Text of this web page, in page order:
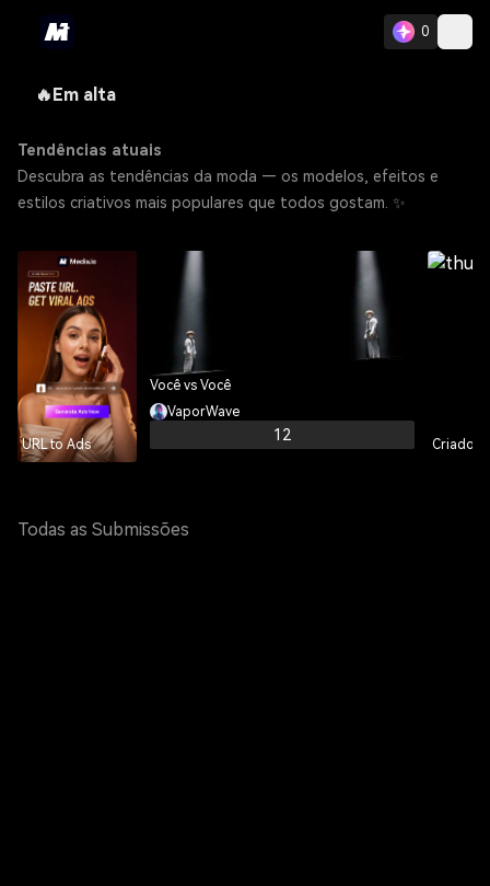
0
🔥Em alta
Tendências atuais
Descubra as tendências da moda — os modelos, efeitos e
estilos criativos mais populares que todos gostam. ✨
URL to Ads
Você vs Você
VaporWave
12
Todas as Submissões